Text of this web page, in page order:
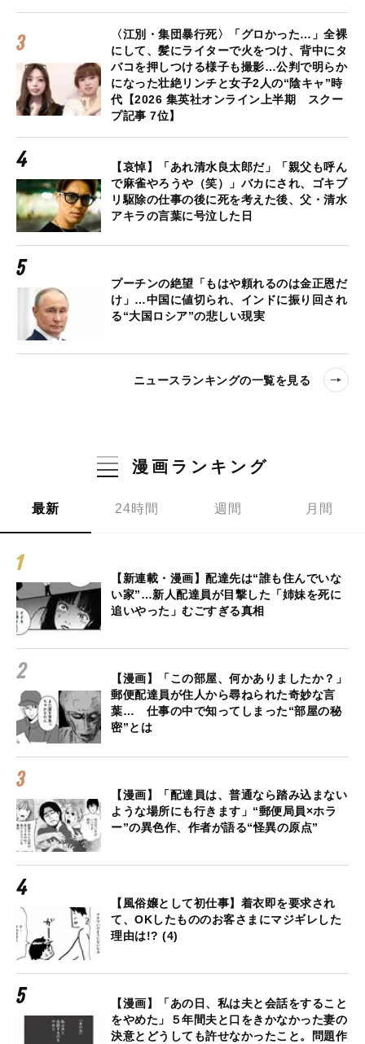
〈江別・集団暴行死〉「グロかった…」全裸
にして、髪にライターで火をつけ、背中にタ
バコを押しつける様子も撮影…公判で明らか
になった壮絶リンチと女子2人の“陰キャ”時
代【2026 集英社オンライン上半期 スクー
プ記事 7位】
【哀悼】「あれ清水良太郎だ」「親父も呼ん
で麻雀やろうや（笑）」バカにされ、ゴキブ
リ駆除の仕事の後に死を考えた後、父・清水
アキラの言葉に号泣した日
プーチンの絶望「もはや頼れるのは金正恩だ
け」…中国に値切られ、インドに振り回され
る“大国ロシア”の悲しい現実
ニュースランキングの一覧を見る
漫画ランキング
最新 24時間 週間 月間
【新連載・漫画】配達先は“誰も住んでいな
い家”…新人配達員が目撃した「姉妹を死に
追いやった」むごすぎる真相
【漫画】「この部屋、何かありましたか？」
郵便配達員が住人から尋ねられた奇妙な言
葉… 仕事の中で知ってしまった“部屋の秘
密”とは
【漫画】「配達員は、普通なら踏み込まない
ような場所にも行きます」“郵便局員×ホラ
ー”の異色作、作者が語る“怪異の原点”
【風俗嬢として初仕事】着衣即を要求され
て、OKしたもののお客さまにマジギレした
理由は!? (4)
【漫画】「あの日、私は夫と会話をすること
をやめた」５年間夫と口をきかなかった妻の
決意とどうしても許せなかったこと。問題作